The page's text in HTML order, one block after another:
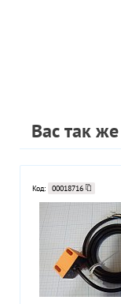
Вас так
Код: 00018716